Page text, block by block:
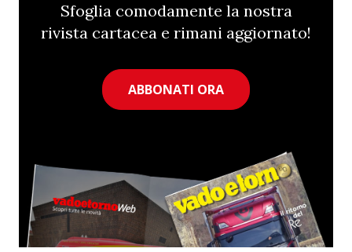
Sfoglia comodamente la nostra
rivista cartacea e rimani aggiornato!
ABBONATI ORA